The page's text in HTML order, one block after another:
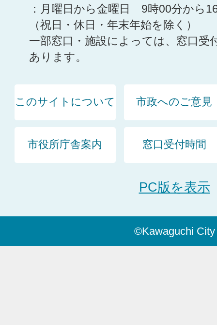
：月曜日から金曜日 9時00分から
（祝日・休日・年末年始を除く）
一部窓口・施設によっては、窓口受
あります。
このサイトについて 市政へのご意見
市役所庁舎案内 窓口受付時間
PC版を表示
©Kawaguchi City